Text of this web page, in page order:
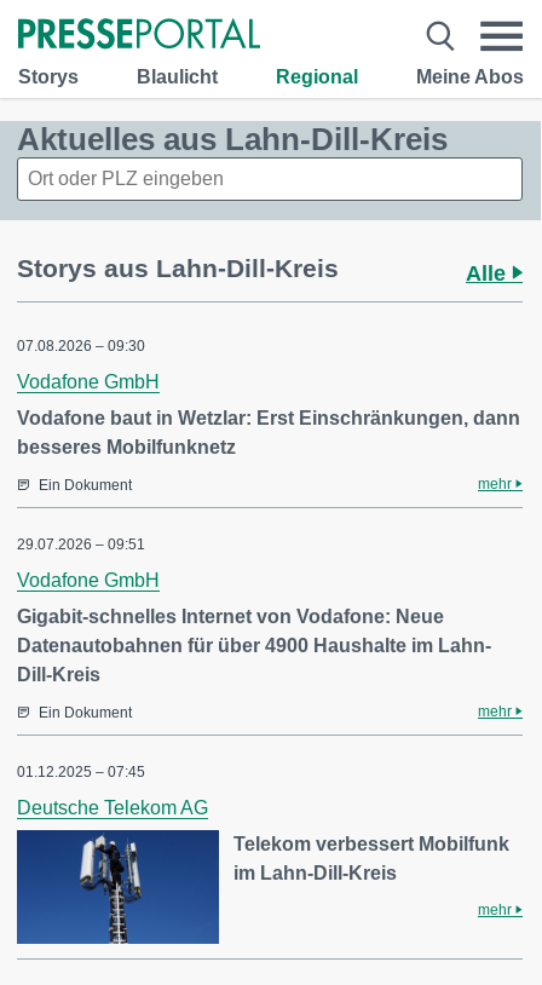
Storys Blaulicht Regional Meine Abos
Aktuelles aus Lahn-Dill-Kreis
Storys aus Lahn-Dill-Kreis Alle
07.08.2026 – 09:30
Vodafone GmbH
Vodafone baut in Wetzlar: Erst Einschränkungen, dann
besseres Mobilfunknetz
Ein Dokument mehr
29.07.2026 – 09:51
Vodafone GmbH
Gigabit-schnelles Internet von Vodafone: Neue
Datenautobahnen für über 4900 Haushalte im Lahn-
Dill-Kreis
Ein Dokument mehr
01.12.2025 – 07:45
Deutsche Telekom AG
Telekom verbessert Mobilfunk
im Lahn-Dill-Kreis
mehr